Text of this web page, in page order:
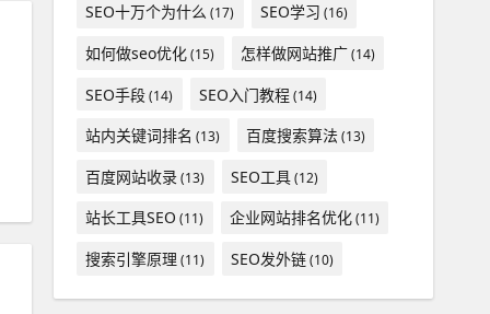
SEO十万个为什么 (17) SEO学习 (16)
如何做seo优化(15) 怎样做网站推广(14)
SEO手段(14) SEO入门教程(14)
站内关键词排名 (13) 百度搜索算法(13)
百度网站收录(13) SEO工具(12)
站长工具SEO (11) 企业网站排名优化(11)
搜索引擎原理 (11) SEO发外链(10)